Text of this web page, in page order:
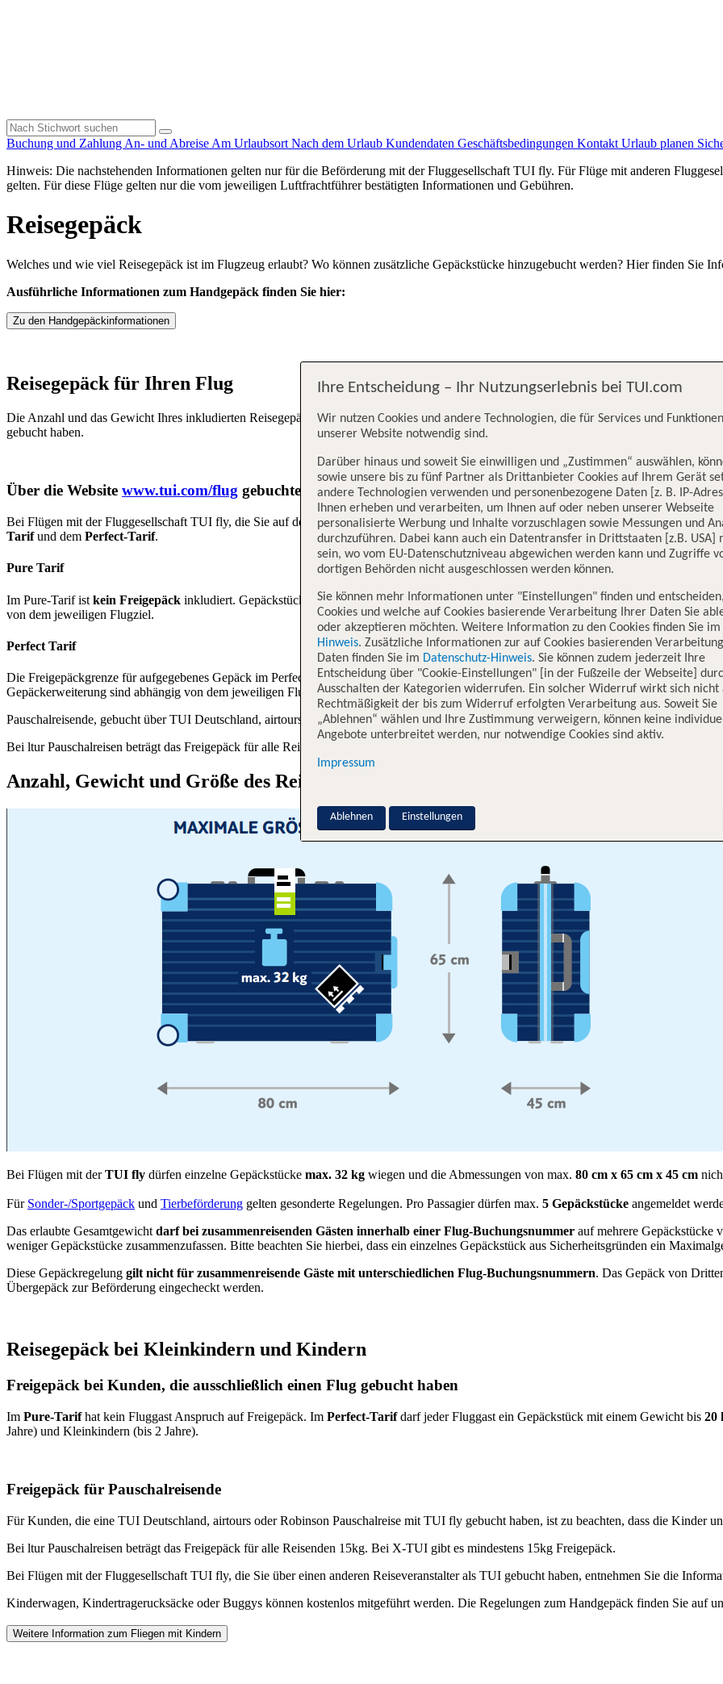
Buchung und Zahlung An- und Abreise Am Urlaubsort Nach dem Urlaub Kundendaten Geschäftsbedingungen Kontakt Urlaub planen
Hinweis: Die nachstehenden Informationen gelten nur für die Beförderung mit der Fluggesellschaft TUI fly. Für Flüge mit anderen
gelten. Für diese Flüge gelten nur die vom jeweiligen Luftfrachtführer bestätigten Informationen und Gebühren.
Reisegepäck
Welches und wie viel Reisegepäck ist im Flugzeug erlaubt? Wo können zusätzliche Gepäckstücke hinzugebucht werden? Hier finden Sie
Ausführliche Informationen zum Handgepäck finden Sie hier:
Zu den Handgepäckinformationen
Reisegepäck für Ihren Flug
Die Anzahl und das Gewicht Ihres inkludierten Reisegepäcks ist davon abhängig, ob Sie Ihren TUI fly (X3) Flug aufwww.tui.com/flug, auf
gebucht haben.
Über die Website www.tui.com/flug gebuchte Flüge
Bei Flügen mit der Fluggesellschaft TUI fly, die Sie auf der Websitewww.tui.com/flug gebucht haben, richtet sich das inkludierte
Tarifund dem Perfect-Tarif.
Pure Tarif
Im Pure-Tarif ist kein Freigepäck inkludiert. Gepäckstücke mit unterschiedlichen Gewichtsbeschränkungen können aber individuell
von dem jeweiligen Flugziel.
Perfect Tarif
Die Freigepäckgrenze für aufgegebenes Gepäck im Perfect-Tarif liegt bei20 kg . Dies gilt auch für Gepäck von Kindern (einschließlich
Gepäckerweiterung sind abhängig von dem jeweiligen Flugziel.
Pauschalreisende, gebucht über TUI Deutschland, airtours und Robinson, haben 20kg Freigepäck inkludiert.
Bei ltur Pauschalreisen beträgt das Freigepäck für alle Reisenden 15kg. Bei X-TUI gibt es mindestens 15kg Freigepäck.
Anzahl, Gewicht und Größe des Reisegepäcks
Bei Flügen mit derTUI fly dürfen einzelne Gepäckstücke max. 32 kg wiegen und die Abmessungen von max. 80 cm x 65 cm x 45 cm
Für Sonder-/Sportgepäck und Tierbeförderung gelten gesonderte Regelungen. Pro Passagier dürfen max. 5 Gepäckstücke angemeldet
Das erlaubte Gesamtgewicht darf bei zusammenreisenden Gästen innerhalb einer Flug-Buchungsnummer auf mehrere Gepäckstücke
weniger Gepäckstücke zusammenzufassen. Bitte beachten Sie hierbei, dass ein einzelnes Gepäckstück aus Sicherheitsgründen ein
Diese Gepäckregelung gilt nicht für zusammenreisende Gäste mit unterschiedlichen Flug-Buchungsnummern. Das Gepäck von
Übergepäck zur Beförderung eingecheckt werden.
Reisegepäck bei Kleinkindern und Kindern
Freigepäck bei Kunden, die ausschließlich einen Flug gebucht haben
Im Pure-Tarifhat kein Fluggast Anspruch auf Freigepäck. Im Perfect-Tarifdarf jeder Fluggast ein Gepäckstück mit einem Gewicht bis 20
Jahre) und Kleinkindern (bis 2 Jahre).
Freigepäck für Pauschalreisende
Für Kunden, die eine TUI Deutschland, airtours oder Robinson Pauschalreise mit TUI fly gebucht haben, ist zu beachten, dass die Kinder
Bei ltur Pauschalreisen beträgt das Freigepäck für alle Reisenden 15kg. Bei X-TUI gibt es mindestens 15kg Freigepäck.
Bei Flügen mit der Fluggesellschaft TUI fly, die Sie über einen anderen Reiseveranstalter als TUI gebucht haben, entnehmen Sie die
Kinderwagen, Kindertragerucksäcke oder Buggys können kostenlos mitgeführt werden. Die Regelungen zum Handgepäck finden Sie auf
Weitere Information zum Fliegen mit Kindern
Ihre Entscheidung – Ihr Nutzungserlebnis bei TUI.com
Wir nutzen Cookies und andere Technologien, die für Services und
unserer Website notwendig sind.
Darüber hinaus und soweit Sie einwilligen und „Zustimmen“ auswählen,
sowie unsere bis zu fünf Partner als Drittanbieter Cookies auf Ihrem Gerät
andere Technologien verwenden und personenbezogene Daten [z. B. IP-
Ihnen erheben und verarbeiten, um Ihnen auf oder neben unserer Webseite
personalisierte Werbung und Inhalte vorzuschlagen sowie Messungen und
durchzuführen. Dabei kann auch ein Datentransfer in Drittstaaten [z.B. USA]
sein, wo vom EU-Datenschutzniveau abgewichen werden kann und Zugriffe
dortigen Behörden nicht ausgeschlossen werden können.
Sie können mehr Informationen unter "Einstellungen" finden und
Cookies und welche auf Cookies basierende Verarbeitung Ihrer Daten Sie
oder akzeptieren möchten. Weitere Information zu den Cookies finden Sie im
Hinweis. Zusätzliche Informationen zur auf Cookies basierenden
Daten finden Sie im Datenschutz-Hinweis. Sie können zudem jederzeit Ihre
Entscheidung über "Cookie-Einstellungen" [in der Fußzeile der Webseite]
Ausschalten der Kategorien widerrufen. Ein solcher Widerruf wirkt sich nicht
Rechtmäßigkeit der bis zum Widerruf erfolgten Verarbeitung aus. Soweit Sie
„Ablehnen“ wählen und Ihre Zustimmung verweigern, können keine
Angebote unterbreitet werden, nur notwendige Cookies sind aktiv.
Impressum
Ablehnen Einstellungen